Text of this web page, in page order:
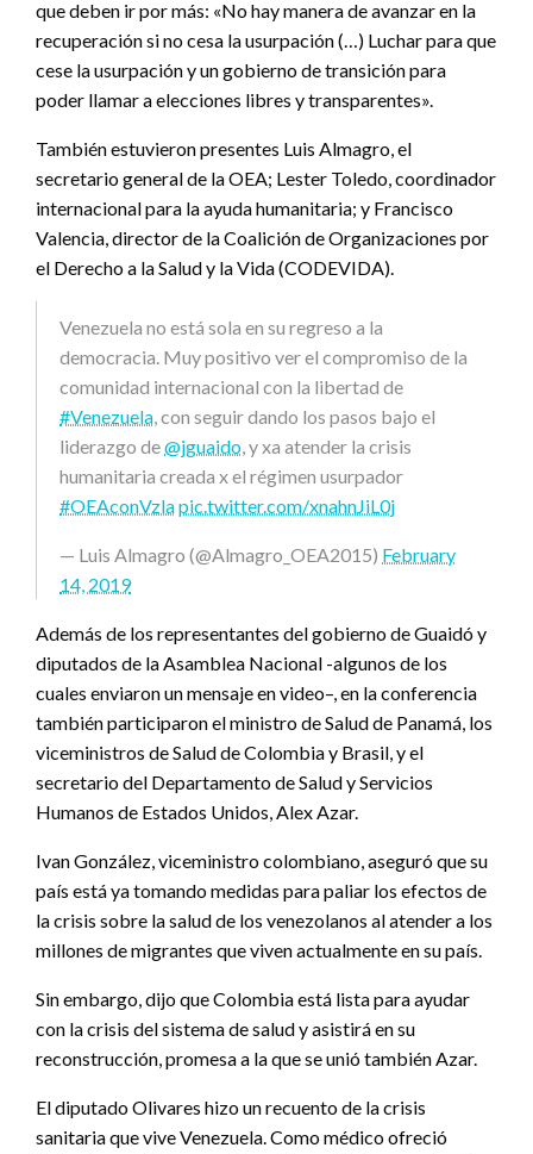
que deben ir por más: «No hay manera de avanzar en la
recuperación si no cesa la usurpación (…) Luchar para que
cese la usurpación y un gobierno de transición para
poder llamar a elecciones libres y transparentes».
También estuvieron presentes Luis Almagro, el
secretario general de la OEA; Lester Toledo, coordinador
internacional para la ayuda humanitaria; y Francisco
Valencia, director de la Coalición de Organizaciones por
el Derecho a la Salud y la Vida (CODEVIDA).
Venezuela no está sola en su regreso a la
democracia. Muy positivo ver el compromiso de la
comunidad internacional con la libertad de
#Venezuela, con seguir dando los pasos bajo el
liderazgo de@jguaido, y xa atender la crisis
humanitaria creada x el régimen usurpador
#OEAconVzlapic.twitter.com/xnahnJiL0j
— Luis Almagro (@Almagro_OEA2015) February
14, 2019
Además de los representantes del gobierno de Guaidó y
diputados de la Asamblea Nacional -algunos de los
cuales enviaron un mensaje en video–, en la conferencia
también participaron el ministro de Salud de Panamá, los
viceministros de Salud de Colombia y Brasil, y el
secretario del Departamento de Salud y Servicios
Humanos de Estados Unidos, Alex Azar.
Ivan González, viceministro colombiano, aseguró que su
país está ya tomando medidas para paliar los efectos de
la crisis sobre la salud de los venezolanos al atender a los
millones de migrantes que viven actualmente en su país.
Sin embargo, dijo que Colombia está lista para ayudar
con la crisis del sistema de salud y asistirá en su
reconstrucción, promesa a la que se unió también Azar.
El diputado Olivares hizo un recuento de la crisis
sanitaria que vive Venezuela. Como médico ofreció